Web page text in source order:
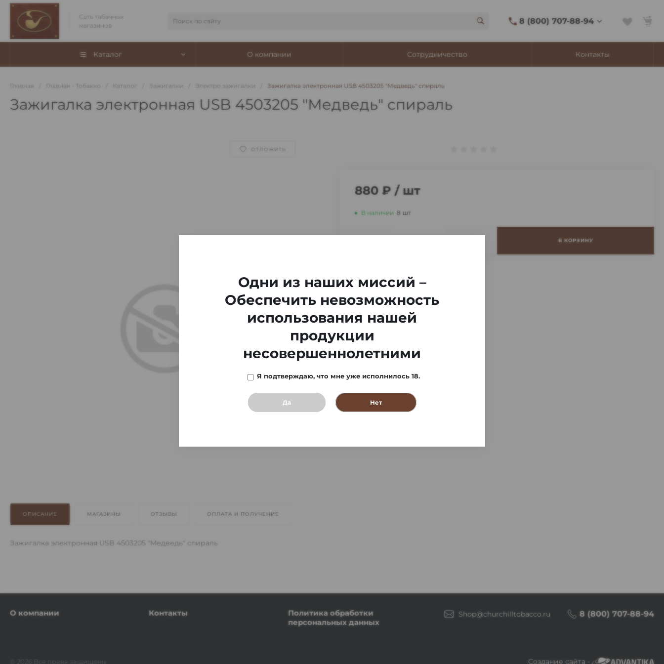
Сеть табачных
магазинов
8 (800) 707-88-94
8 (800) 707-88-94
Адмирала Фокина, 8
Каталог О компании Сотрудничество Контакты
Главная Главная - Тобакко Каталог Зажигалки Электро зажигалки Зажигалка электронная USB 4503205 "Медведь" спираль
Зажигалка электронная USB 4503205 "Медведь" спираль
ОТЛОЖИТЬ
880 ₽ / шт
В наличии 8 шт
В КОРЗИНУ
ОПИСАНИЕ МАГАЗИНЫ ОТЗЫВЫ ОПЛАТА И ПОЛУЧЕНИЕ
Зажигалка электронная USB 4503205 "Медведь" спираль
О компании Контакты
Политика обработки
персональных данных
Shop@churchilltobacco.ru 8 (800) 707-88-94
© 2026 Все права защищены Создание сайта -
Одни из наших миссий –
Обеспечить невозможность
использования нашей
продукции
несовершеннолетними
Я подтверждаю, что мне уже исполнилось 18.
Да Нет